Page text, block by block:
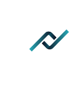
content